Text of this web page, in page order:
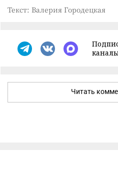
Текст: Валерия Городецкая
Читать